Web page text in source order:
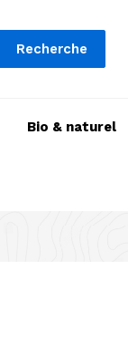
Recherche
Bio & naturel